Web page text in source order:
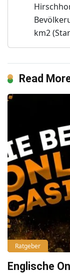
km2
Read
Ratgeber
Englische